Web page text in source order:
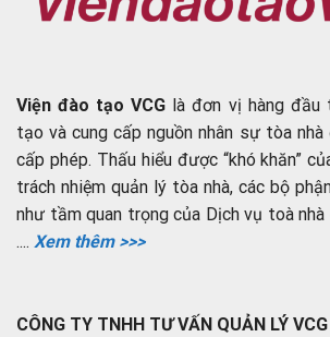
Viện đào tạo VCG là đơn vị hàng
tạo và cung cấp nguồn nhân sự tòa
cấp phép. Thấu hiểu được “khó khăn”
trách nhiệm quản lý tòa nhà, các bộ
như tầm quan trọng của Dịch vụ toà nhà
.... Xem thêm >>>
CÔNG TY TNHH TƯ VẤN QUẢN LÝ VCG